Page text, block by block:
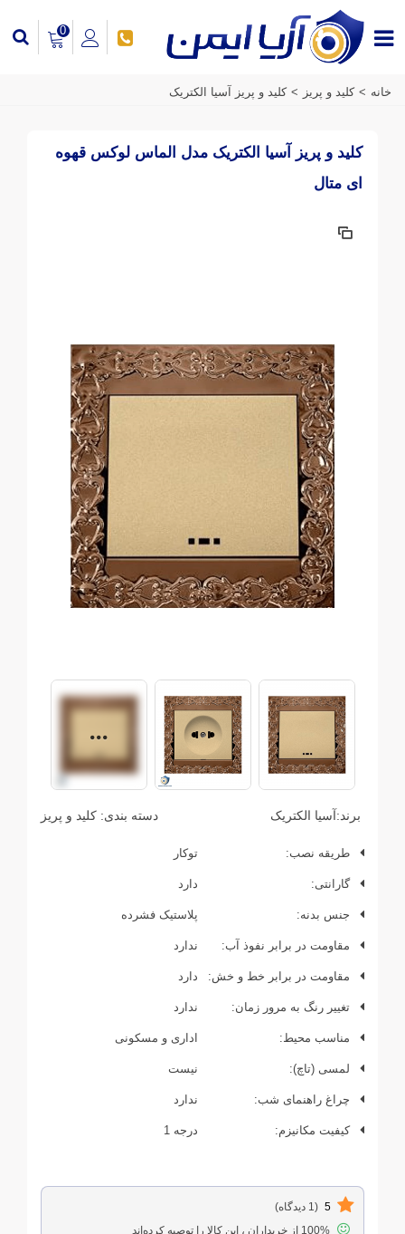
0
خانه > کلید و پریز > کلید و پریز آسیا الکتریک
کلید و پریز آسیا الکتریک مدل الماس لوکس قهوه
ای متال
برند:آسیا الکتریک دسته بندی: کلید و پریز
طریقه نصب: توکار
گارانتی: دارد
جنس بدنه: پلاستیک فشرده
مقاومت در برابر نفوذ آب: ندارد
مقاومت در برابر خط و خش: دارد
تغییر رنگ به مرور زمان: ندارد
مناسب محیط: اداری و مسکونی
لمسی (تاچ): نیست
چراغ راهنمای شب: ندارد
کیفیت مکانیزم: درجه 1
5 (1 دیدگاه)